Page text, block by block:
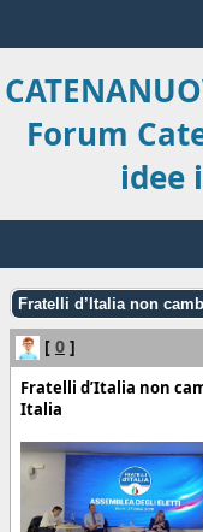
Forum
idee
Fratelli d’Italia non
[ 0 ]
Fratelli d’Italia non
Italia